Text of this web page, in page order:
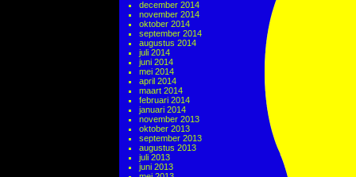
december 2014
november 2014
oktober 2014
september 2014
augustus 2014
juli 2014
juni 2014
mei 2014
april 2014
maart 2014
februari 2014
januari 2014
november 2013
oktober 2013
september 2013
augustus 2013
juli 2013
juni 2013